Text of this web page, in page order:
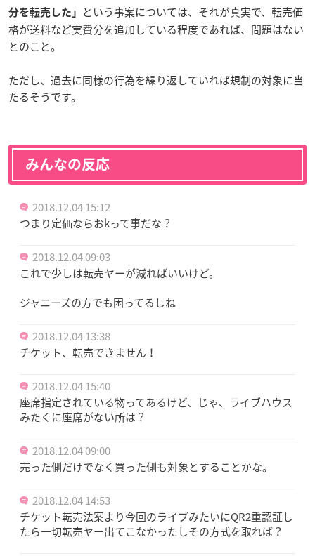
分を転売した」
という事案については、それが真実で、転売価
格が送料など実費分を追加している程度であれば、問題はない
とのこと。
ただし、過去に同様の行為を繰り返していれば規制の対象に当
たるそうです。
みんなの反応
2018.12.04 15:12
つまり定価ならおkって事だな？
2018.12.04 09:03
これで少しは転売ヤーが減ればいいけど。
ジャニーズの方でも困ってるしね
2018.12.04 13:38
チケット、転売できません！
2018.12.04 15:40
座席指定されている物ってあるけど、じゃ、ライブハウス
みたくに座席がない所は？
2018.12.04 09:00
売った側だけでなく買った側も対象とすることかな。
2018.12.04 14:53
チケット転売法案より今回のライブみたいにQR2重認証し
たら一切転売ヤー出てこなかったしその方式を取れば？